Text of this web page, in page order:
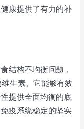
康提供了有力的补
结构不均衡问题，
生素。它能够有效
提供全面均衡的底
疫系统稳定的坚实